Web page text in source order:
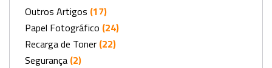
Outros Artigos (17)
Papel Fotográfico (24)
Recarga de Toner (22)
Segurança (2)